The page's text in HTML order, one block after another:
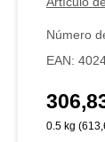
Número
EAN:
Precio
0.5 kg